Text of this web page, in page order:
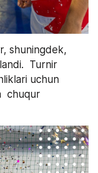
shuningdek,
Turnir
uchun
chuqur